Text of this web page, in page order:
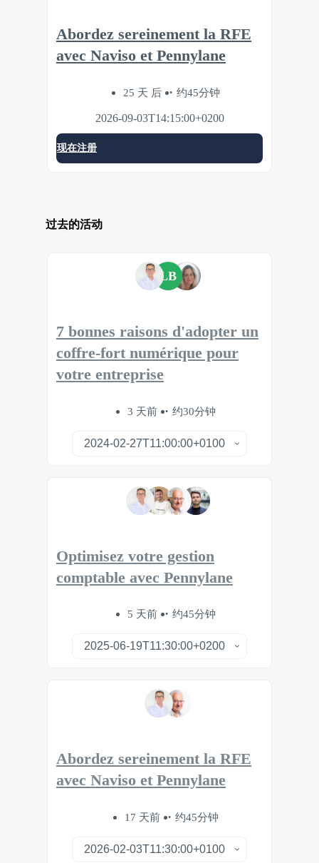
Abordez sereinement la RFE
avec Naviso et Pennylane
25 天 后 约45分钟
2026-09-03T14:15:00+0200
现在注册
过去的活动
LB
7 bonnes raisons d'adopter un
coffre-fort numérique pour
votre entreprise
3 天前 约30分钟
Optimisez votre gestion
comptable avec Pennylane
5 天前 约45分钟
Abordez sereinement la RFE
avec Naviso et Pennylane
17 天前 约45分钟